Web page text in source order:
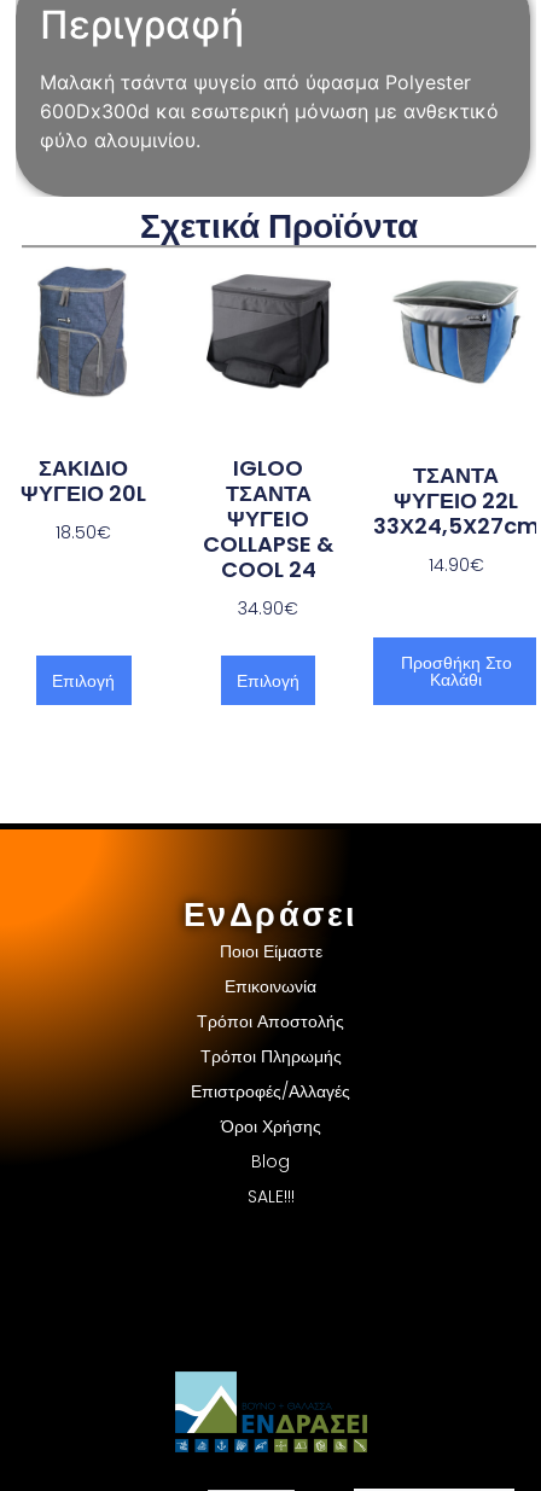
Περιγραφή
Μαλακή τσάντα ψυγείο από ύφασμα Polyester
600Dx300d και εσωτερική μόνωση με ανθεκτικό
φύλο αλουμινίου.
Σχετικά Προϊόντα
ΣΑΚΙΔΙΟ
ΨΥΓΕΙΟ 20L
18.50€
Επιλογή
IGLOO
ΤΣΑΝΤΑ
ΨΥΓEIO
COLLAPSE &
COOL 24
34.90€
Επιλογή
ΤΣΑΝΤΑ
ΨΥΓΕΙΟ 22L
33Χ24,5X27cm
14.90€
Προσθήκη Στο
Καλάθι
ΕνΔράσει
Ποιοι Είμαστε
Επικοινωνία
Τρόποι Αποστολής
Τρόποι Πληρωμής
Επιστροφές/Αλλαγές
Όροι Χρήσης
Blog
SALE!!!